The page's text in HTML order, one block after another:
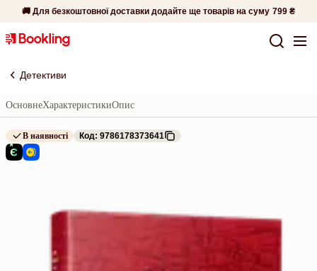
🚚 Для безкоштовної доставки додайте ще товарів на суму 799 ₴
Детективи
ОсновнеХарактеристикиОпис
В наявності Код: 9786178373641